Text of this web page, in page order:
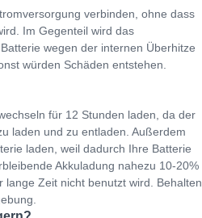
verbinden, ohne dass
Im Gegenteil wird das
wegen der internen Überhitze
würden Schäden entstehen.
für 12 Stunden laden, da der
laden und zu entladen. Außerdem
laden, weil dadurch Ihre Batterie
Akkuladung nahezu 10-20%
Zeit nicht benutzt wird. Behalten